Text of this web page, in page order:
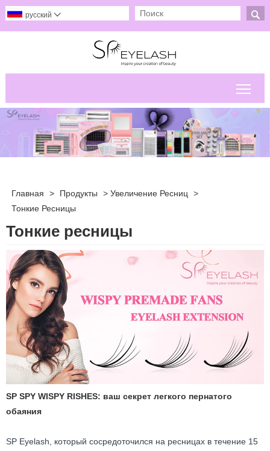

русский 
Главная > Продукты > Увеличение Ресниц >
Тонкие Ресницы
Тонкие ресницы
SP SPY WISPY RISHES: ваш секрет легкого пернатого
обаяния
SP Eyelash, который сосредоточился на ресницах в течение 15